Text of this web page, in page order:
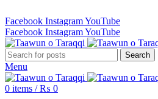
Facebook InstagramYouTube
Facebook InstagramYouTube
Search
Menu
0 items / ₨ 0